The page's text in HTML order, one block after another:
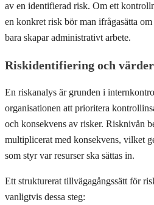
av en identifierad risk. Om ett
en konkret risk bör man ifrågasätta
bara skapar administrativt arbete.
Riskidentifiering och
En riskanalys är grunden i
organisationen att prioritera
och konsekvens av risker. Risknivån
multiplicerat med konsekvens, vilket
som styr var resurser ska sättas in.
Ett strukturerat tillvägagångssätt för
vanligtvis dessa steg: